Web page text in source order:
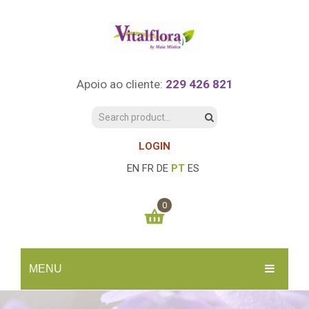
Apoio ao cliente: 229 426 821
LOGIN
EN FR DE PT ES
MENU
0
You have no items in your shopping cart
SUBTOTAL: 0.00€